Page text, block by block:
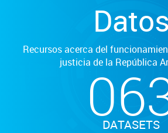
Datos
Recursos acerca del
justicia de la República
DATASETS